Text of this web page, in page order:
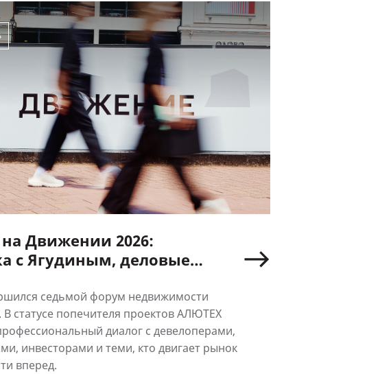
Движении 2026:
с Ягудиным, деловые
седьмой форум недвижимости
статусе попечителя проектов АЛЮТЕХ
диалог с девелоперами,
инвесторами и теми, кто двигает рынок
вперед.